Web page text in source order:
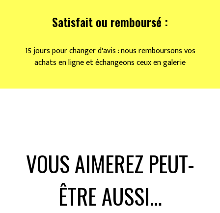
Satisfait ou remboursé :
15 jours pour changer d'avis : nous remboursons vos
achats en ligne et échangeons ceux en galerie
VOUS AIMEREZ PEUT-
ÊTRE AUSSI…